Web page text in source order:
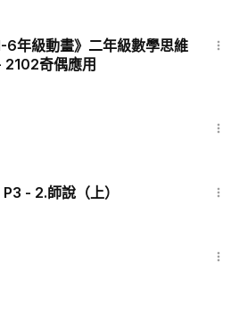
6年級動畫》二年級數學思維
奇偶應用
- 2.師說（上）